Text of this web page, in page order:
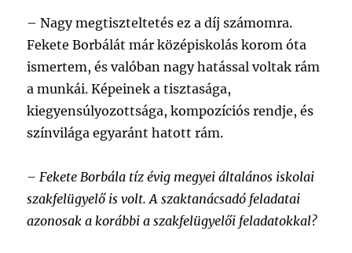
– Nagy megtiszteltetés ez a díj számomra.
Fekete Borbálát már középiskolás korom óta
ismertem, és valóban nagy hatással voltak rám
a munkái. Képeinek a tisztasága,
kiegyensúlyozottsága, kompozíciós rendje, és
színvilága egyaránt hatott rám.
– Fekete Borbála tíz évig megyei általános iskolai
szakfelügyelő is volt. A szaktanácsadó feladatai
azonosak a korábbi a szakfelügyelői feladatokkal?